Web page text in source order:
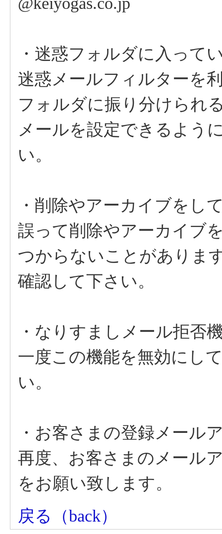
・迷惑フォルダに入って
迷惑メールフィルターを
フォルダに振り分けられ
メールを設定できるよう
い。
・削除やアーカイブをし
誤って削除やアーカイブ
つからないことがありま
確認して下さい。
・なりすましメール拒否
一度この機能を無効にし
い。
・お客さまの登録メール
再度、お客さまのメール
をお願い致します。
戻る（back）